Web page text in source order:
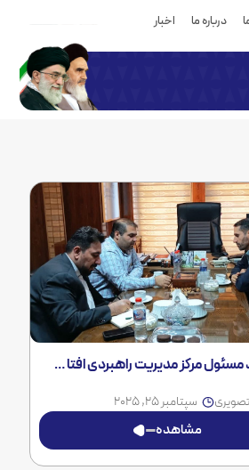
درباره ما اخبار
مرکز مدیریت راهبردی افتا خوزستان از مجتمع آموزشی آب و برق خوزستان
سپتامبر 25, 2025
مشاهده